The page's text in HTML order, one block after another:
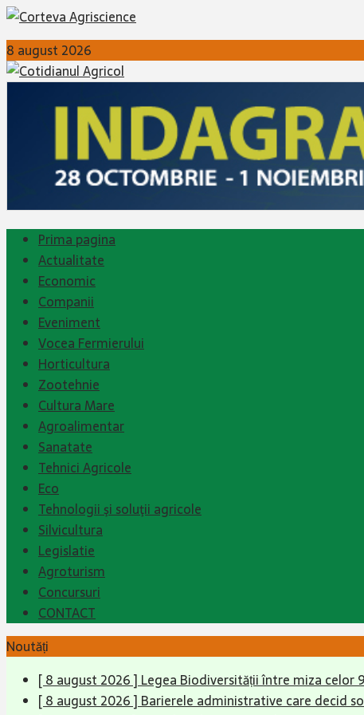
8 august 2026
Prima pagina
Actualitate
Economic
Companii
Eveniment
Vocea Fermierului
Horticultura
Zootehnie
Cultura Mare
Agroalimentar
Sanatate
Tehnici Agricole
Eco
Tehnologii şi soluţii agricole
Silvicultura
Legislatie
Agroturism
Concursuri
CONTACT
Noutăți
[ 8 august 2026 ]Legea Biodiversității între miza celor
[ 8 august 2026 ]Barierele administrative care decid